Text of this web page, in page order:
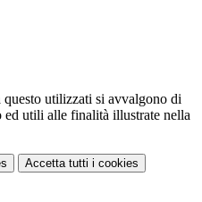
utilizzati si avvalgono di
ed utili alle finalità illustrate nella
Accetta tutti i cookies